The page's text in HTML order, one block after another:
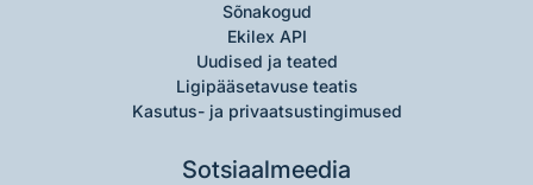
Sõnakogud
Ekilex API
Uudised ja teated
Ligipääsetavuse teatis
Kasutus- ja privaatsustingimused
Sotsiaalmeedia